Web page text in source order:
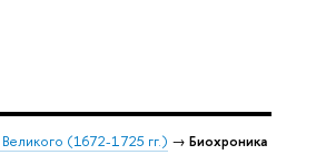
(1672-1725 гг.) → Биохроника